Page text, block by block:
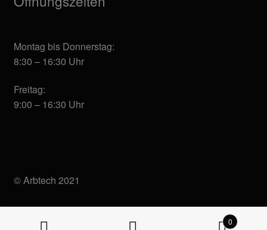
Montag bis Donnerstag:
8:30 – 16:30 Uhr
Freitag:
9:00 – 16:30 Uhr
© Arbtech 2021
0